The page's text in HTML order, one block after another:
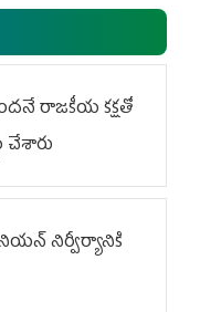
రాజకీయ కక్షతో
చేశారు
నిర్వీర్యానికి